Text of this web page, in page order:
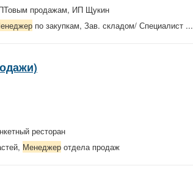
продажам, ИП Щукин
по закупкам, Зав. складом/ Специалист ...
ресторан
Менеджер отдела продаж